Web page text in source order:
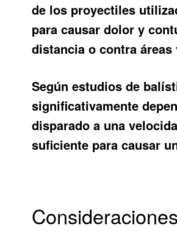
de los proyectiles
para causar dolor y
distancia o contra
Según estudios de
significativamente
disparado a una
suficiente para causar